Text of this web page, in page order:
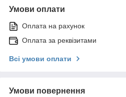
Умови оплати
Оплата на рахунок
Оплата за реквізитами
Всі умови оплати
Умови повернення